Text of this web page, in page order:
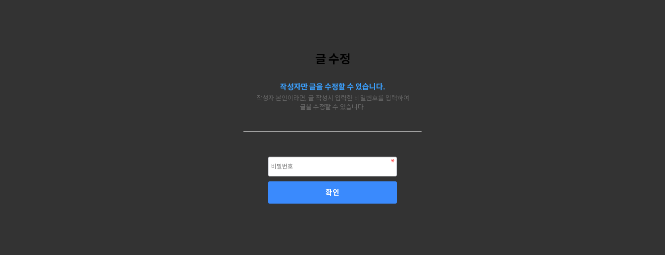
글 수정
작성자만 글을 수정할 수 있습니다.
작성자 본인이라면, 글 작성시 입력한 비밀번호를 입력하여
글을 수정할 수 있습니다.